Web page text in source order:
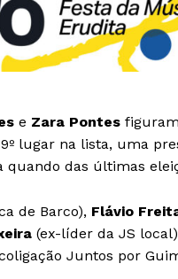
e Zara Pontes
lugar na lista, uma
quando das últimas
de Barco), Flávio
(ex-líder da JS
Juntos por